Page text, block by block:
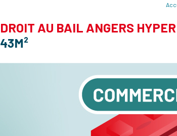
DROIT AU BAIL ANGERS
43M²